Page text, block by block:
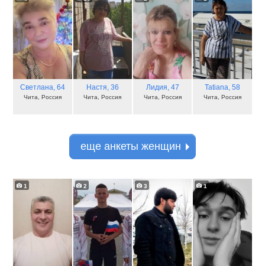
Светлана, 64
Чита, Россия
Настя, 36
Чита, Россия
Лидия, 47
Чита, Россия
Tatiana, 58
Чита, Россия
еще анкеты женщин
1 2 3 1